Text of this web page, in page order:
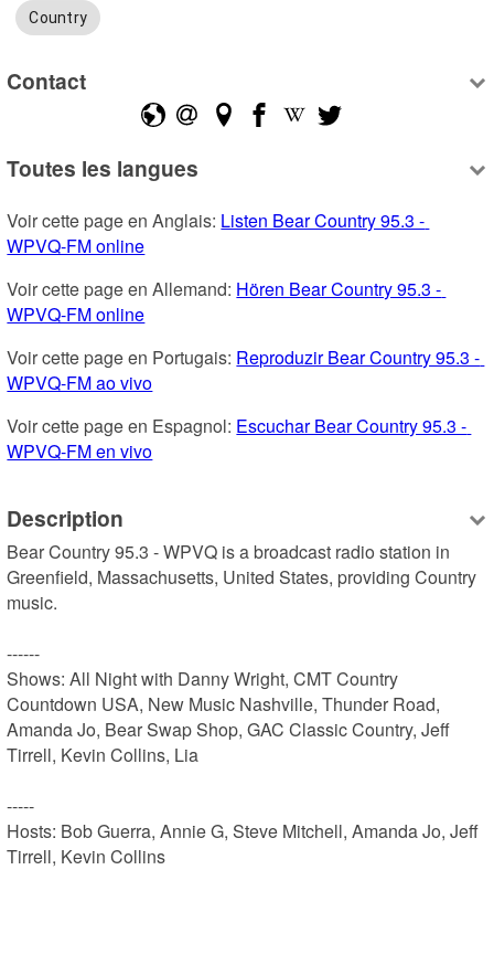
Country
Contact
Toutes les langues
Voir cette page en Anglais: Listen Bear Country 95.3 -
WPVQ-FM online
Voir cette page en Allemand: Hören Bear Country 95.3 -
WPVQ-FM online
Voir cette page en Portugais: Reproduzir Bear Country 95.3 -
WPVQ-FM ao vivo
Voir cette page en Espagnol: Escuchar Bear Country 95.3 -
WPVQ-FM en vivo
Description
Bear Country 95.3 - WPVQ is a broadcast radio station in
Greenfield, Massachusetts, United States, providing Country
music.
------
Shows: All Night with Danny Wright, CMT Country
Countdown USA, New Music Nashville, Thunder Road,
Amanda Jo, Bear Swap Shop, GAC Classic Country, Jeff
Tirrell, Kevin Collins, Lia
-----
Hosts: Bob Guerra, Annie G, Steve Mitchell, Amanda Jo, Jeff
Tirrell, Kevin Collins